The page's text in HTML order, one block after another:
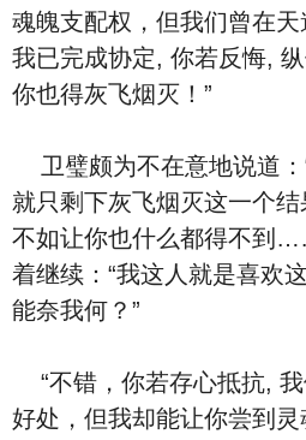
魂魄支配权，但我们曾在
我已完成协定, 你若反悔,
你也得灰飞烟灭！”
卫璧颇为不在意地说道：
就只剩下灰飞烟灭这一个
不如让你也什么都得不到
着继续：“我这人就是喜欢
能奈我何？”
“不错，你若存心抵抗,
好处，但我却能让你尝到